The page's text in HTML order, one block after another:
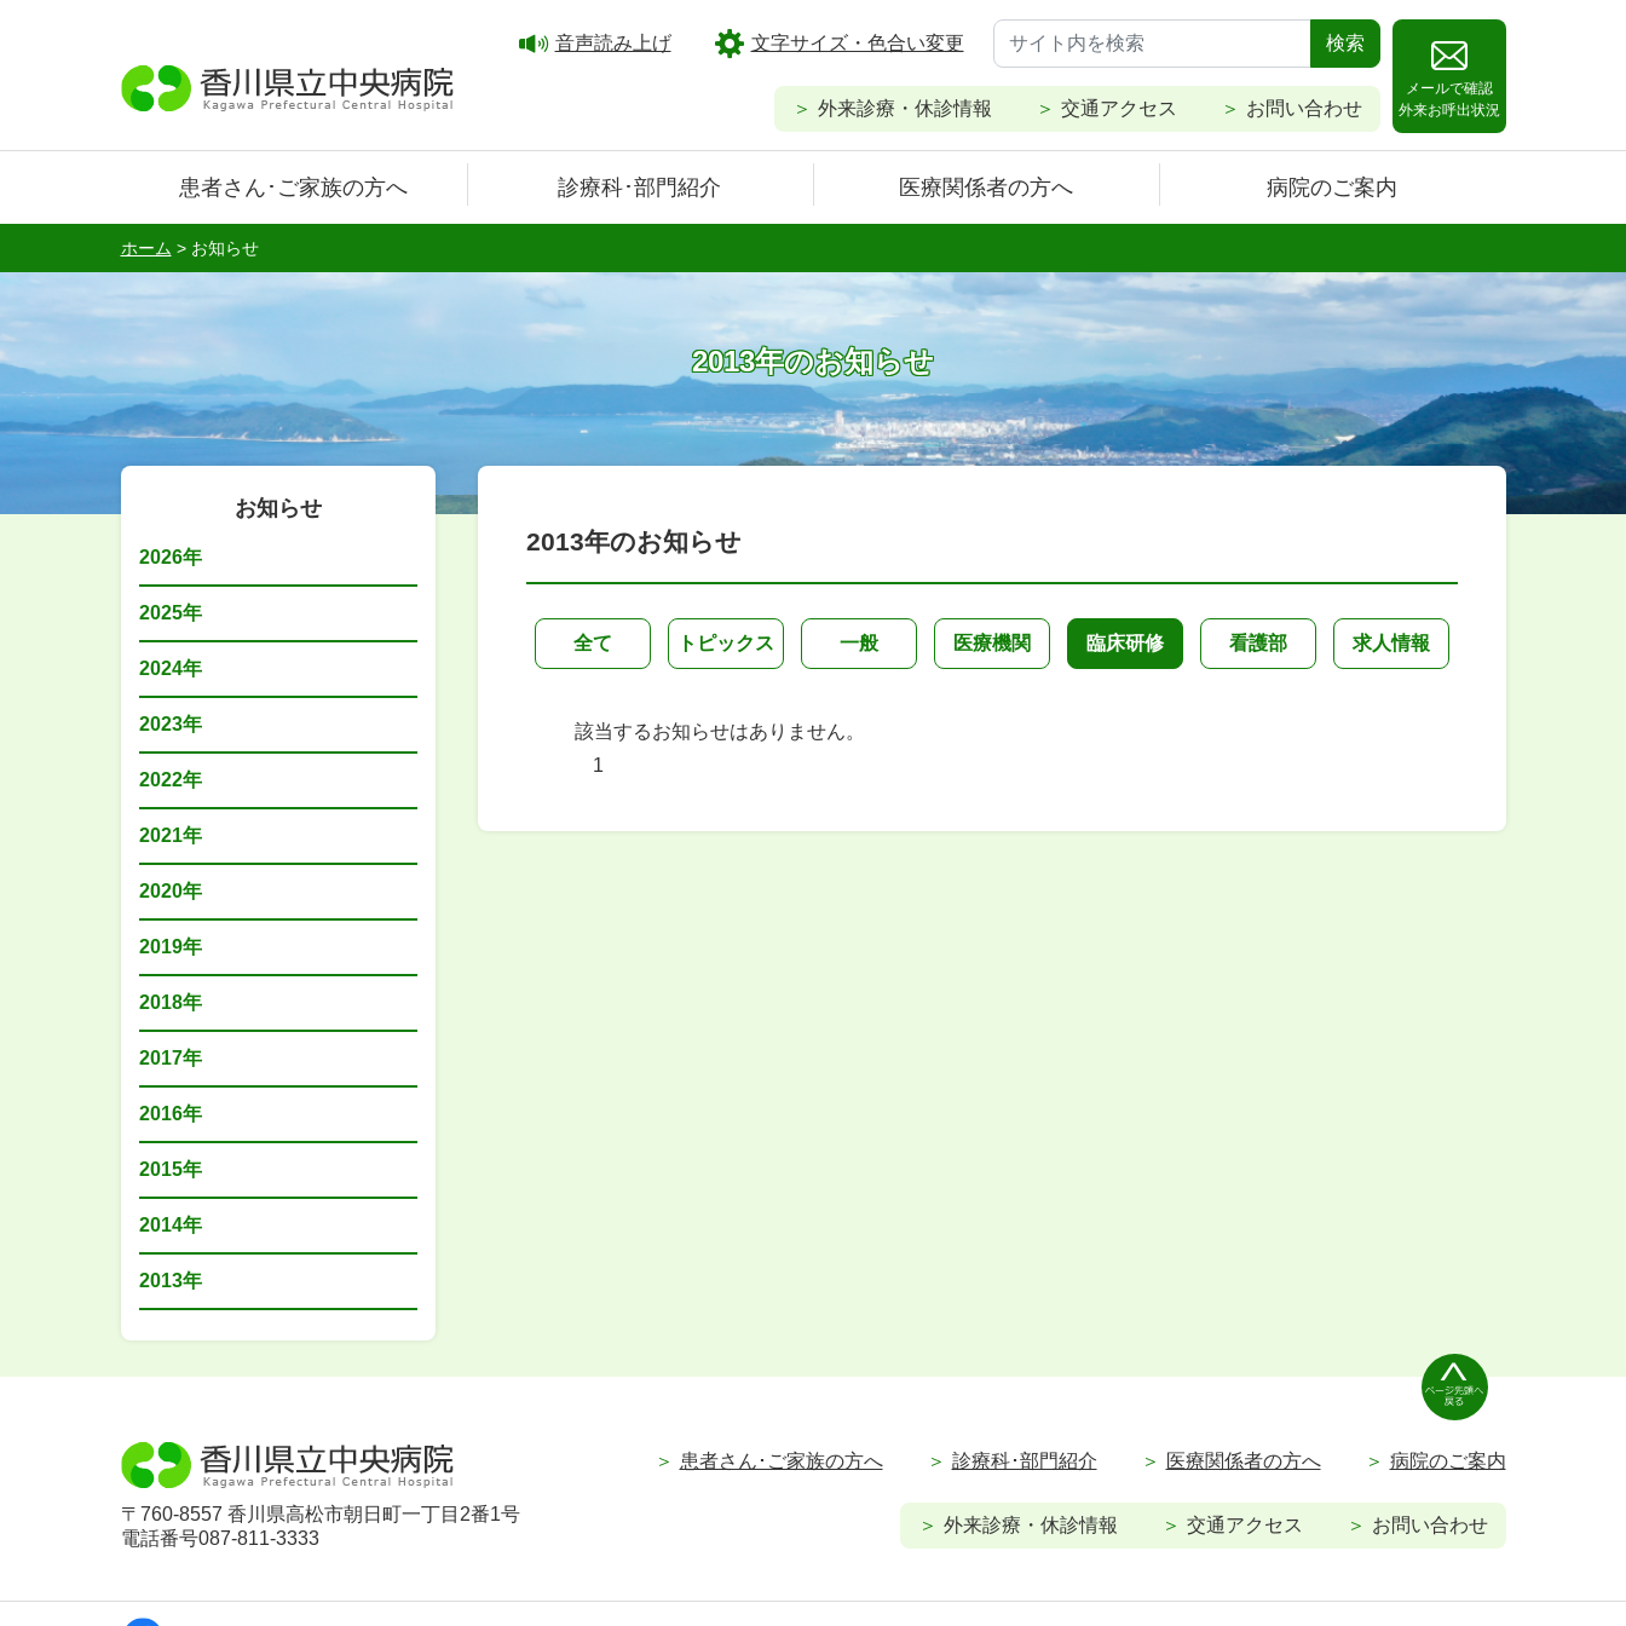
音声読み上げ 文字サイズ・色合い変更 検索
外来診療・休診情報 交通アクセス お問い合わせ
メールで確認
外来お呼出状況
患者さん･ご家族の方へ 診療科･部門紹介 医療関係者の方へ 病院のご案内
ホーム > お知らせ
2013年のお知らせ
2013年のお知らせ
全て トピックス 一般 医療機関 臨床研修 看護部 求人情報
該当するお知らせはありません。
1
お知らせ
2026年
2025年
2024年
2023年
2022年
2021年
2020年
2019年
2018年
2017年
2016年
2015年
2014年
2013年
〒760-8557 香川県高松市朝日町一丁目2番1号
電話番号087-811-3333
患者さん･ご家族の方へ 診療科･部門紹介 医療関係者の方へ 病院のご案内
外来診療・休診情報 交通アクセス お問い合わせ